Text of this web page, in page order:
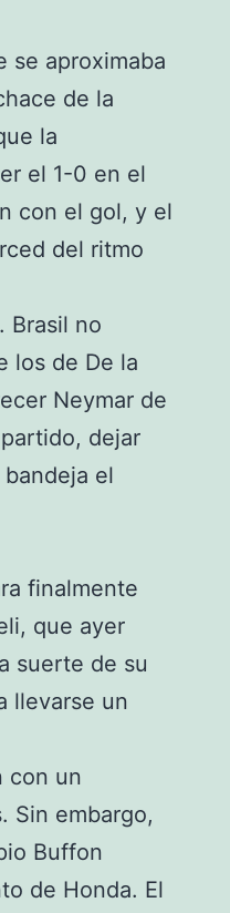
se aproximaba
de la
la
el 1-0 en el
con el gol, y el
del ritmo
Brasil no
los de De la
Neymar de
dejar
el
finalmente
que ayer
suerte de su
llevarse un
con un
Sin embargo,
Buffon
de Honda. El